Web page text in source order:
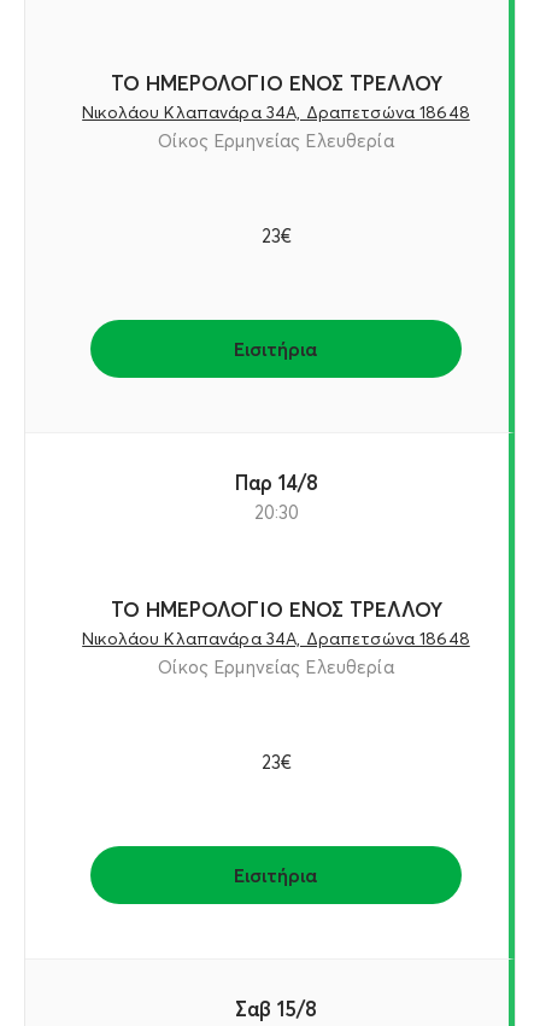
ΤΟ ΗΜΕΡΟΛΟΓΙΟ ΕΝΟΣ ΤΡΕΛΛΟΥ
Νικολάου Κλαπανάρα 34Α, Δραπετσώνα 18648
Οίκος Ερμηνείας Ελευθερία
23€
Εισιτήρια
Παρ 14/8
20:30
ΤΟ ΗΜΕΡΟΛΟΓΙΟ ΕΝΟΣ ΤΡΕΛΛΟΥ
Νικολάου Κλαπανάρα 34Α, Δραπετσώνα 18648
Οίκος Ερμηνείας Ελευθερία
23€
Εισιτήρια
Σαβ 15/8